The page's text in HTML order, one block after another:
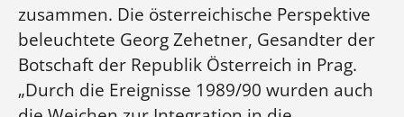
zusammen. Die österreichische Perspektive
beleuchtete Georg Zehetner, Gesandter der
Botschaft der Republik Österreich in Prag.
„Durch die Ereignisse 1989/90 wurden auch